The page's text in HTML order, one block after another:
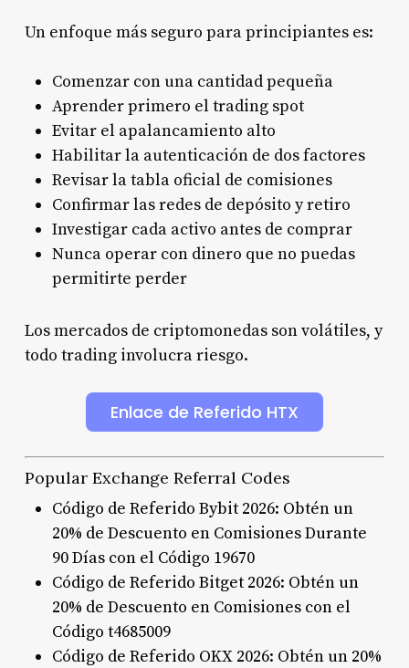
Un enfoque más seguro para principiantes es:
Comenzar con una cantidad pequeña
Aprender primero el trading spot
Evitar el apalancamiento alto
Habilitar la autenticación de dos factores
Revisar la tabla oficial de comisiones
Confirmar las redes de depósito y retiro
Investigar cada activo antes de comprar
Nunca operar con dinero que no puedas
permitirte perder
Los mercados de criptomonedas son volátiles, y
todo trading involucra riesgo.
Enlace de Referido HTX
Popular Exchange Referral Codes
Código de Referido Bybit 2026: Obtén un
20% de Descuento en Comisiones Durante
90 Días con el Código 19670
Código de Referido Bitget 2026: Obtén un
20% de Descuento en Comisiones con el
Código t4685009
Código de Referido OKX 2026: Obtén un 20%